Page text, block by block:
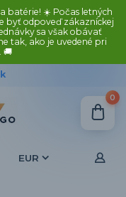
batérie! ☀️ Počas letných
byť odpoveď zákazníckej
sa však obávať
tak, ako je uvedené pri
🚚
EUR
0